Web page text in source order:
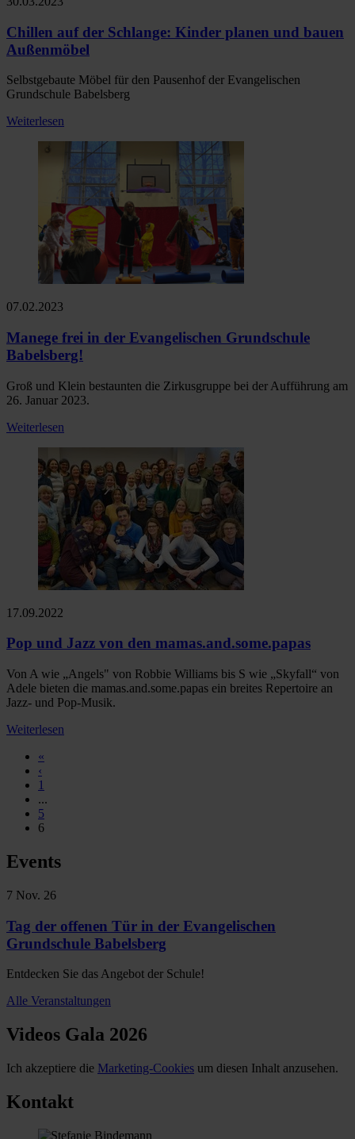
Chillen auf der Schlange: Kinder planen und bauen
Außenmöbel
Selbstgebaute Möbel für den Pausenhof der Evangelischen
Grundschule Babelsberg
Weiterlesen
07.02.2023
Manege frei in der Evangelischen Grundschule
Babelsberg!
Groß und Klein bestaunten die Zirkusgruppe bei der Aufführung am
26. Januar 2023.
Weiterlesen
17.09.2022
Pop und Jazz von den mamas.and.some.papas
Von A wie „Angels" von Robbie Williams bis S wie „Skyfall“ von
Adele bieten die mamas.and.some.papas ein breites Repertoire an
Jazz- und Pop-Musik.
Weiterlesen
«
‹
1
...
5
6
Events
7 Nov. 26
Tag der offenen Tür in der Evangelischen
Grundschule Babelsberg
Entdecken Sie das Angebot der Schule!
Alle Veranstaltungen
Videos Gala 2026
Ich akzeptiere die Marketing-Cookies um diesen Inhalt anzusehen.
Kontakt